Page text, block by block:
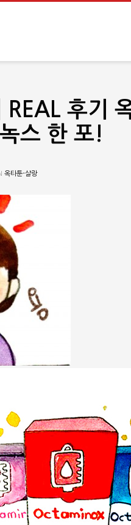
REAL 후기
스 한 포!
옥타툰-살랑